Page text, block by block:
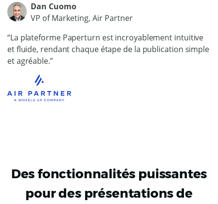
Dan Cuomo
VP of Marketing, Air Partner
“La plateforme Paperturn est incroyablement intuitive
et fluide, rendant chaque étape de la publication simple
et agréable.”
Des fonctionnalités puissantes
pour des présentations de